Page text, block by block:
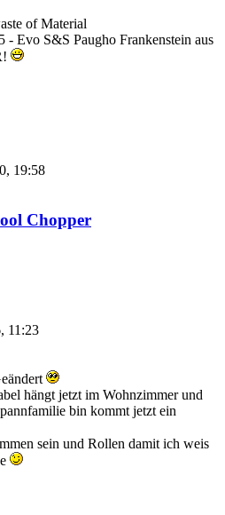
of Material
- Evo S&S Paugho Frankenstein aus
19:58
Chopper
11:23
hängt jetzt im Wohnzimmer und
bin kommt jetzt ein
sein und Rollen damit ich weis